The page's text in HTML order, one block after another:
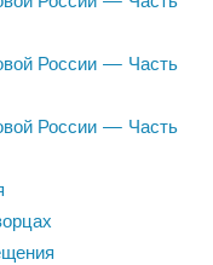
России — Часть
России — Часть